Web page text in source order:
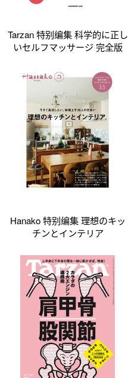
Tarzan 特别编集 科学的に正し
いセルフマッサージ 完全版
Hanako 特别编集 理想のキッ
チンとインテリア